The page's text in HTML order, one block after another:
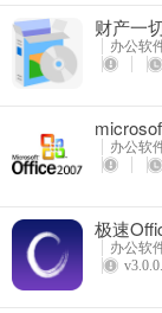
1、多数据系列图
2、软件从一定程度
得图表的原始数据。
4、自动实现图表背
5、可以实现颜色主
6、可以选择合适的
财产一
办公软
办公软
极速
办公软